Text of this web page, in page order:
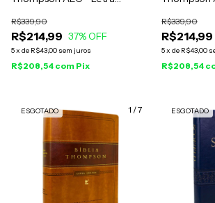
R$214,99
R$339,90
37% OFF
5x de R$43,00 sem juros
R$208,54 com Pix
R$214,99
R$339,90
5x de R$43,00
R$208,54
1 /7
ESGOTADO ESGOTADO